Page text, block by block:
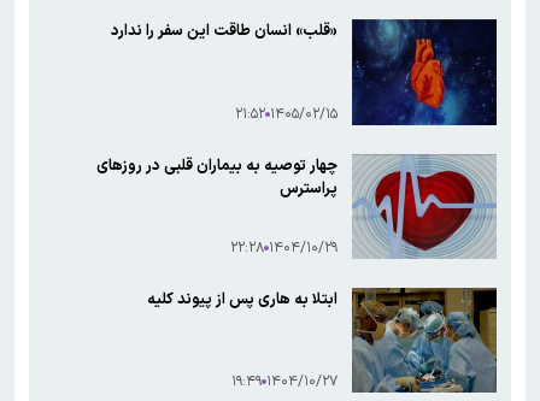
«قلب» انسان طاقت این سفر را ندارد
۱۴۰۵/۰۲/۱۵ ۲۱:۵۲
چهار توصیه به بیماران قلبی در روزهای
پراسترس
۱۴۰۴/۱۰/۲۹ ۲۲:۲۸
ابتلا به هاری پس از پیوند کلیه
۱۴۰۴/۱۰/۲۷ ۱۹:۴۹